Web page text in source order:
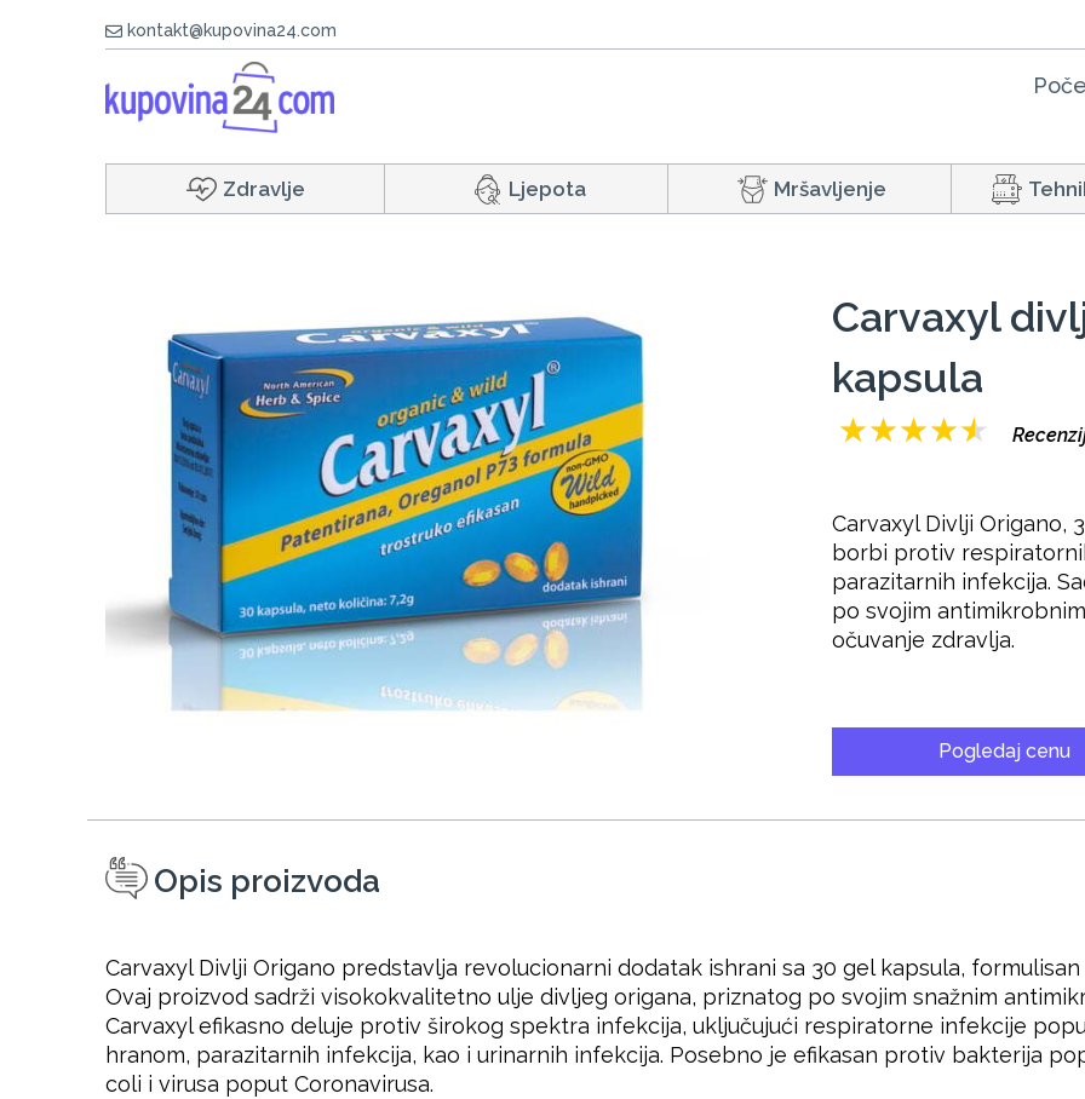
kontakt@kupovina24.com
Zdravlje Ljepota Mršavljenje
Carvaxyl
kapsula
★★★★★
Carvaxyl Divlji Origano,
borbi protiv
parazitarnih infekcija.
po svojim
očuvanje zdravlja.
Pogledaj cenu
Opis proizvoda
Carvaxyl Divlji Origano predstavlja revolucionarni dodatak ishrani sa 30 gel kapsula,
Ovaj proizvod sadrži visokokvalitetno ulje divljeg origana, priznatog po svojim snažnim
Carvaxyl efikasno deluje protiv širokog spektra infekcija, uključujući respiratorne infekcije
hranom, parazitarnih infekcija, kao i urinarnih infekcija. Posebno je efikasan protiv bakterija
coli i virusa poput Coronavirusa.